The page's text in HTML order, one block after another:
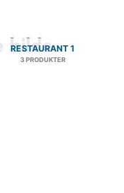
RESTAURANT 1
3 PRODUKTER